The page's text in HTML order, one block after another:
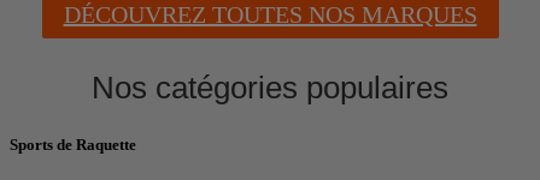
DÉCOUVREZ TOUTES NOS MARQUES
Nos catégories populaires
Sports de Raquette